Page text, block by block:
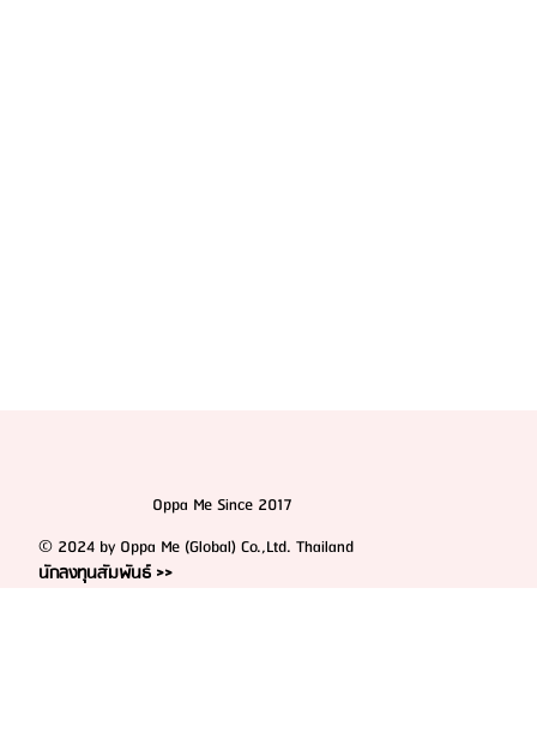
Oppa Me Since 2017
© 2024 by Oppa Me (Global) Co.,Ltd. Thailand
นักลงทุนสัมพันธ์ >>